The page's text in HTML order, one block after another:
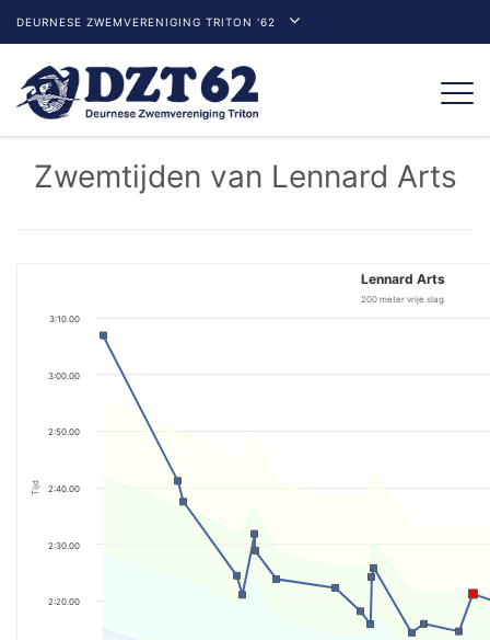
DEURNESE ZWEMVERENIGING TRITON '62
Zwemtijden van Lennard Arts
Tijd
Lennard Arts
200 meter vrije slag
2:20.00
2:30.00
2:40.00
2:50.00
3:00.00
3:10.00